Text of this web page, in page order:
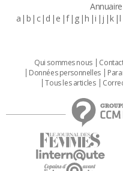
a b c d e f g h i j k l
Qui sommes nous
Données personnelles
Tous les articles